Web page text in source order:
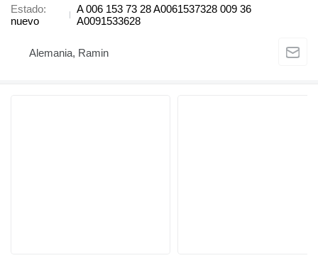
Estado
nuevo
A 006 153 73 28 A0061537328 009 36
A0091533628
Alemania, Ramin